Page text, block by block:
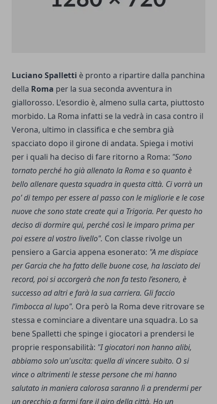
Luciano Spalletti è pronto a ripartire dalla panchina
della Roma per la sua seconda avventura in
giallorosso. L'esordio è, almeno sulla carta, piuttosto
morbido. La Roma infatti se la vedrà in casa contro il
Verona, ultimo in classifica e che sembra già
spacciato dopo il girone di andata. Spiega i motivi
per i quali ha deciso di fare ritorno a Roma: "Sono
tornato perché ho già allenato la Roma e so quanto è
bello allenare questa squadra in questa città. Ci vorrà un
po’ di tempo per essere al passo con le migliorie e le cose
nuove che sono state create qui a Trigoria. Per questo ho
deciso di dormire qui, perché così le imparo prima per
poi essere al vostro livello". Con classe rivolge un
pensiero a Garcia appena esonerato: "A me dispiace
per Garcia che ha fatto delle buone cose, ha lasciato dei
record, poi si accorgerà che non fa testo l’esonero, è
successo ad altri e farà la sua carriera. Gli faccio
l’imbocca al lupo". Ora però la Roma deve ritrovare se
stessa e cominciare a diventare una squadra. Lo sa
bene Spalletti che spinge i giocatori a prendersi le
proprie responsabilità: "I giocatori non hanno alibi,
abbiamo solo un'uscita: quella di vincere subito. O si
vince o altrimenti le stesse persone che mi hanno
salutato in maniera calorosa saranno lì a prendermi per
un orecchio a farmi fare il giro della città. Ho un